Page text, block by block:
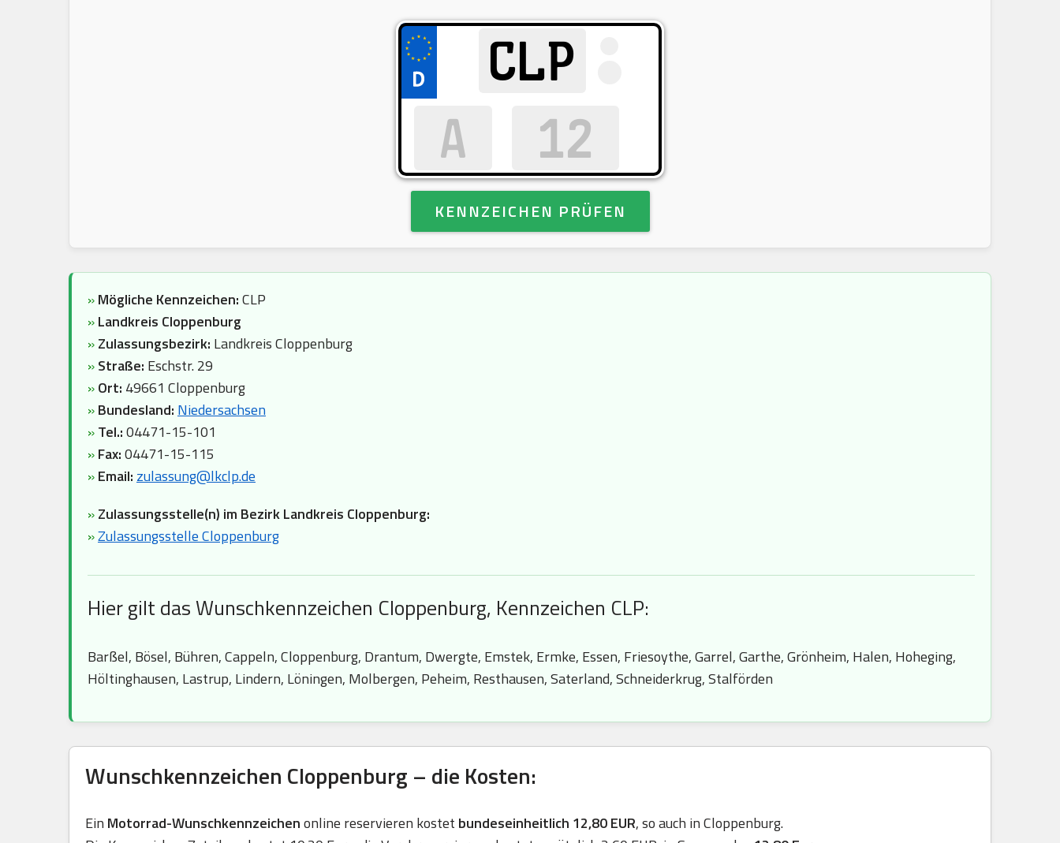
KENNZEICHEN PRÜFEN
»Mögliche Kennzeichen:CLP
»Landkreis Cloppenburg
»Zulassungsbezirk: Landkreis Cloppenburg
»Straße: Eschstr. 29
»Ort: 49661 Cloppenburg
»Bundesland: Niedersachsen
»Tel.:04471-15-101
»Fax:04471-15-115
»Email: zulassung@lkclp.de
»Zulassungsstelle(n) im Bezirk Landkreis Cloppenburg:
»Zulassungsstelle Cloppenburg
Hier gilt das Wunschkennzeichen Cloppenburg, Kennzeichen CLP:
Barßel, Bösel, Bühren, Cappeln, Cloppenburg, Drantum, Dwergte, Emstek, Ermke, Essen, Friesoythe, Garrel, Garthe, Grönheim, Halen, Hoheging,
Höltinghausen, Lastrup, Lindern, Löningen, Molbergen, Peheim, Resthausen, Saterland, Schneiderkrug, Stalförden
Wunschkennzeichen Cloppenburg – die Kosten:
Ein Motorrad-Wunschkennzeichenonline reservieren kostet bundeseinheitlich 12,80 EUR, so auch in Cloppenburg.